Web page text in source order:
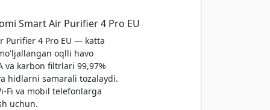
Smart Air Purifier 4 Pro EU
Purifier 4 Pro EU — katta
oqlli havo
va karbon filtrlari 99,97%
hidlarni samarali tozalaydi.
Fi va mobil telefonlarga
uchun.